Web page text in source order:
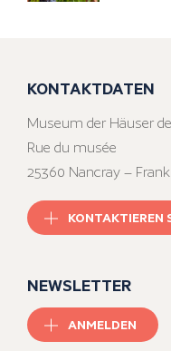
KONTAKTDATEN
Museum der Häuser
Rue du musée
25360 Nancray –
KONTAKTIEREN
NEWSLETTER
ANMELDEN